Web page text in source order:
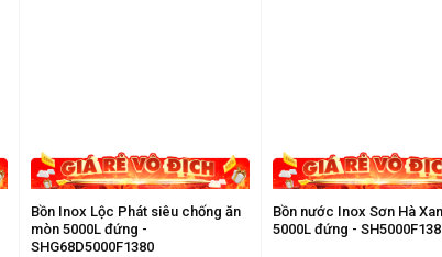
Bồn Inox Lộc Phát siêu chống ăn
mòn 5000L đứng -
SHG68D5000F1380
Bồn nước Inox Sơn Hà
5000L đứng -